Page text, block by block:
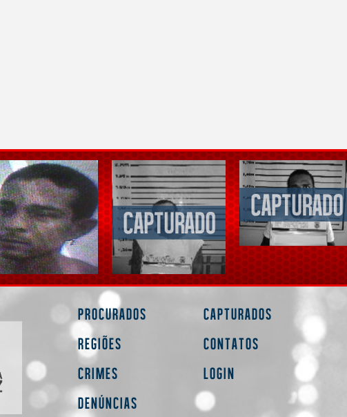
Procurados
Regiões
Crimes
Denúncias
Capturados
Contatos
Login